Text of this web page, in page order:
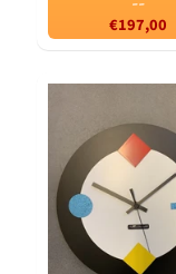
€197,00